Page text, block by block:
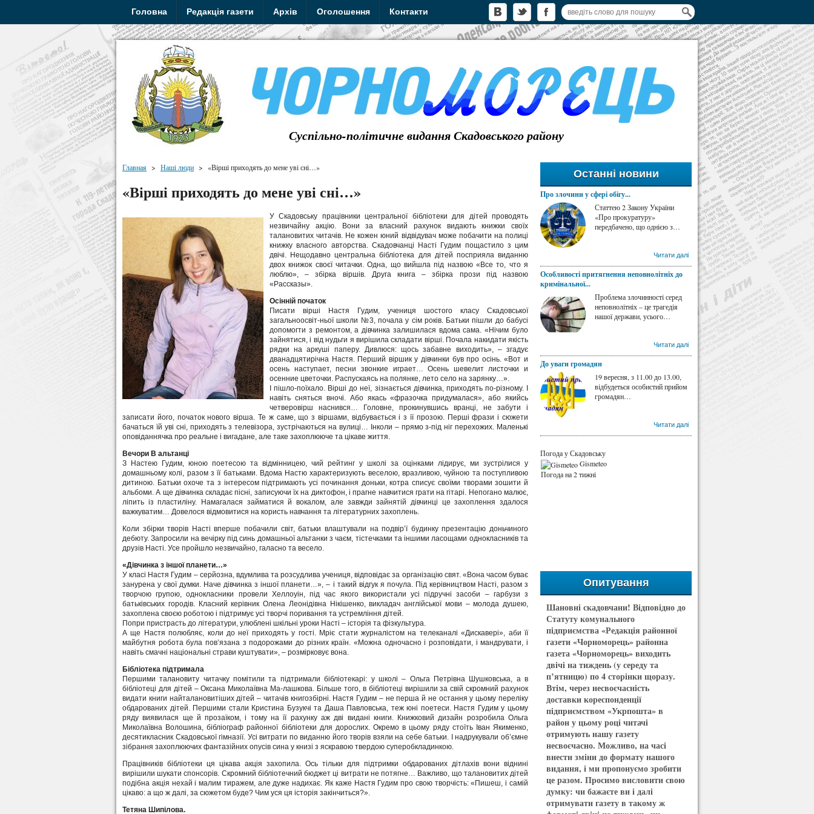
Головна Редакція газети Архів Оголошення Контакти
Суспільно-політичне видання Скадовського району
Главная > Наші люди > «Вірші приходять до мене уві сні…»
«Вірші приходять до мене уві сні…»
У Скадовську працівники центральної бібліотеки для дітей проводять
незвичайну акцію. Вони за власний рахунок видають книжки своїх
талановитих читачів. Не кожен юний відвідувач може побачити на полиці
книжку власного авторства. Скадовчанці Насті Гудим пощастило з цим
двічі. Нещодавно центральна бібліотека для дітей посприяла виданню
двох книжок своєї читачки. Одна, що вийшла під назвою «Все то, что я
люблю», – збірка віршів. Друга книга – збірка прози під назвою
«Рассказы».
Осінній початок
Писати вірші Настя Гудим, учениця шостого класу Скадовської
загальноосвіт-ньої школи №3, почала у сім років. Батьки пішли до бабусі
допомогти з ремонтом, а дівчинка залишилася вдома сама. «Нічим було
зайнятися, і від нудьги я вирішила складати вірші. Почала накидати якість
рядки на аркуші паперу. Дивлюся: щось забавне виходить», – згадує
дванадцятирічна Настя. Перший віршик у дівчинки був про осінь. «Вот и
осень наступает, песни звонкие играет… Осень шевелит листочки и
осенние цветочки. Распускаясь на полянке, лето село на зарянку…».
І пішло-поїхало. Вірші до неї, зізнається дівчинка, приходять по-різному. І
навіть сняться вночі. Або якась «фразочка придумалася», або якийсь
четверовірш наснився… Головне, прокинувшись вранці, не забути і
записати його, початок нового вірша. Те ж саме, що з віршами, відбувається і з її прозою. Перші фрази і сюжети
бачаться їй уві сні, приходять з телевізора, зустрічаються на вулиці… Інколи – прямо з-під ніг перехожих. Маленькі
оповіданнячка про реальне і вигадане, але таке захоплююче та цікаве життя.
Вечори В альтанці
З Настею Гудим, юною поетесою та відмінницею, чий рейтинг у школі за оцінками лідирує, ми зустрілися у
домашньому колі, разом з її батьками. Вдома Настю характеризують веселою, вразливою, чуйною та поступливою
дитиною. Батьки охоче та з інтересом підтримають усі починання доньки, котра списує своїми творами зошити й
альбоми. А ще дівчинка складає пісні, записуючи їх на диктофон, і прагне навчитися грати на гітарі. Непогано малює,
ліпить із пластиліну. Намагалася займатися й вокалом, але завжди зайнятій дівчинці це захоплення здалося
важкуватим… Довелося відмовитися на користь навчання та літературних захоплень.
Коли збірки творів Насті вперше побачили світ, батьки влаштували на подвір’ї будинку презентацію доньчиного
дебюту. Запросили на вечірку під синь домашньої альтанки з чаєм, тістечками та іншими ласощами однокласників та
друзів Насті. Усе пройшло незвичайно, галасно та весело.
«Дівчинка з іншої планети…»
У класі Настя Гудим – серйозна, вдумлива та розсудлива учениця, відповідає за організацію свят. «Вона часом буває
занурена у свої думки. Наче дівчинка з іншої планети…», – і такий відгук я почула. Під керівництвом Насті, разом з
творчою групою, однокласники провели Хеллоуін, під час якого використали усі підручні засоби – гарбузи з
батьківських городів. Класний керівник Олена Леонідівна Нікішенко, викладач англійської мови – молода душею,
захоплена своєю роботою і підтримує усі творчі поривання та устремління дітей.
Попри пристрасть до літератури, улюблені шкільні уроки Насті – історія та фізкультура.
А ще Настя полюбляє, коли до неї приходять у гості. Мріє стати журналістом на телеканалі «Дискавері», аби її
майбутня робота була пов’язана з подорожами до різних країн. «Можна одночасно і розповідати, і мандрувати, і
навіть смачні національні страви куштувати», – розмірковує вона.
Бібліотека підтримала
Першими талановиту читачку помітили та підтримали бібліотекарі: у школі – Ольга Петрівна Шушковська, а в
бібліотеці для дітей – Оксана Миколаївна Ма-лашкова. Більше того, в бібліотеці вирішили за свій скромний рахунок
видати книги найталановитіших дітей – читачів книгозбірні. Настя Гудим – не перша й не остання у цьому переліку
обдарованих дітей. Першими стали Кристина Бузукчі та Даша Павловська, теж юні поетеси. Настя Гудим у цьому
ряду виявилася ще й прозаїком, і тому на її рахунку аж дві видані книги. Книжковий дизайн розробила Ольга
Миколаївна Волошина, бібліограф районної бібліотеки для дорослих. Окремо в цьому ряду стоїть Іван Якименко,
десятикласник Скадовської гімназії. Усі витрати по виданню його творів взяли на себе батьки. І надрукували об’ємне
зібрання захоплюючих фантазійних опусів сина у книзі з яскравою твердою суперобкладинкою.
Працівників бібліотеки ця цікава акція захопила. Ось тільки для підтримки обдарованих дітлахів вони віднині
вирішили шукати спонсорів. Скромний бібліотечний бюджет ці витрати не потягне… Важливо, що талановитих дітей
подібна акція нехай і малим тиражем, але дуже надихає. Як каже Настя Гудим про свою творчість: «Пишеш, і самій
цікаво: а що ж далі, за сюжетом буде? Чим уся ця історія закінчиться?».
Тетяна Шипілова.
Останні новини
Про злочини у сфері обігу...
Статтею 2 Закону України
«Про прокуратуру»
передбачено, що однією з…
Читати далі
Особливості притягнення неповнолітніх до
кримінальної...
Проблема злочинності серед
неповнолітніх – це трагедія
нашої держави, усього…
Читати далі
До уваги громадян
19 вересня, з 11.00 до 13.00,
відбудеться особистий прийом
громадян…
Читати далі
Погода у Скадовську
Gismeteo
Погода на 2 тижні
Опитування
Шановні скадовчани! Відповідно до
Статуту комунального
підприємства «Редакція районної
газети «Чорноморець» районна
газета «Чорноморець» виходить
двічі на тиждень (у середу та
п’ятницю) по 4 сторінки щоразу.
Втім, через несвоєчасність
доставки кореспонденції
підприємством «Укрпошта» в
район у цьому році читачі
отримують нашу газету
несвоєчасно. Можливо, на часі
внести зміни до формату нашого
видання, і ми пропонуємо зробити
це разом. Просимо висловити свою
думку: чи бажаєте ви і далі
отримувати газету в такому ж